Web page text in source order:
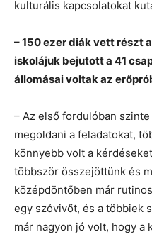
kulturális kapcsolatokat
– 150 ezer diák vett részt
iskolájuk bejutott a 41
állomásai voltak az
– Az első fordulóban
megoldani a feladatokat,
könnyebb volt a
többször összejöttünk és
középdöntőben már
egy szóvivőt, és a többiek
már nagyon jó volt, hogy a